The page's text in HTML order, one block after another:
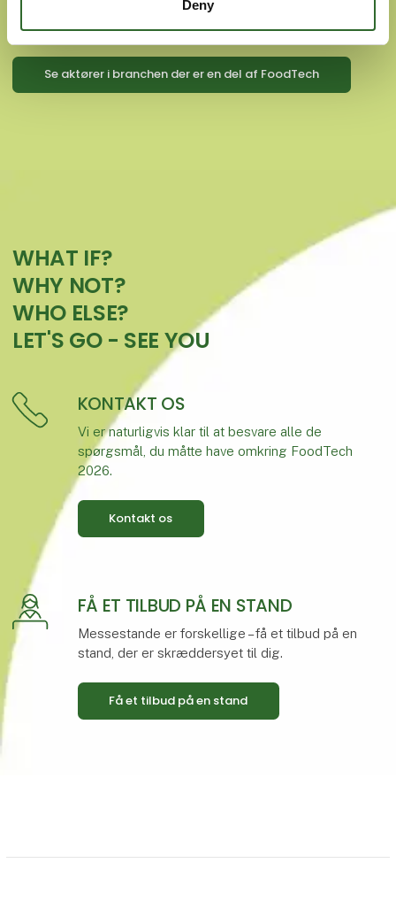
Deny
Skab og dyrk de relationer, som din virksomhed skal hvile på
i fremtiden.
Se aktører i branchen der er en del af FoodTech
WHAT IF?
WHY NOT?
WHO ELSE?
LET'S GO - SEE YOU
KONTAKT OS
Vi er naturligvis klar til at besvare alle de
spørgsmål, du måtte have omkring FoodTech
2026.
Kontakt os
FÅ ET TILBUD PÅ EN STAND
Messestande er forskellige – få et tilbud på en
stand, der er skræddersyet til dig.
Få et tilbud på en stand